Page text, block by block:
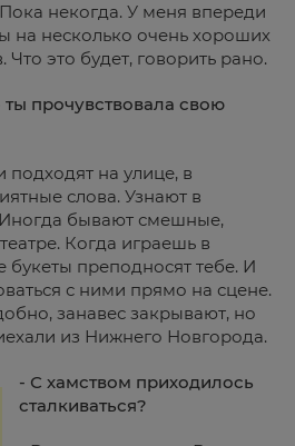
некогда. У меня впереди
на несколько очень хороших
это будет, говорить рано.
прочувствовала свою
подходят на улице, в
слова. Узнают в
бывают смешные,
Когда играешь в
букеты преподносят тебе. И
с ними прямо на сцене.
занавес закрывают, но
из Нижнего Новгорода.
- С хамством приходилось
сталкиваться?